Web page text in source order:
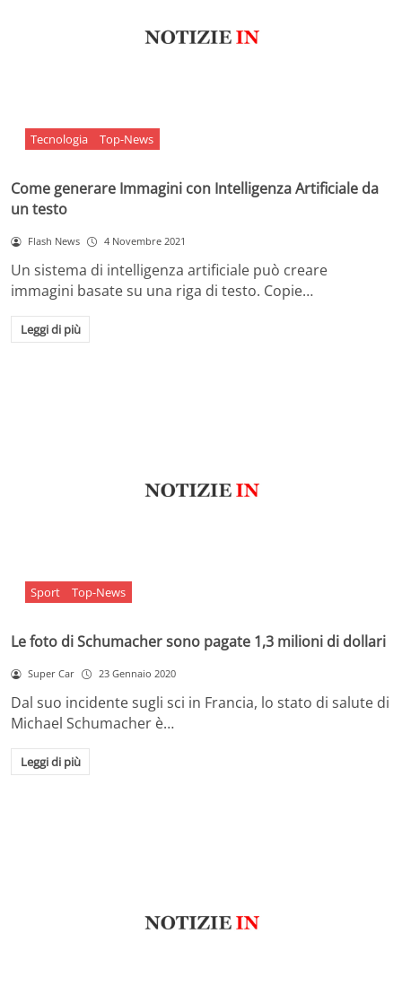
Tecnologia Top-News
Come generare Immagini con Intelligenza Artificiale da
un testo
Flash News 4 Novembre 2021
Un sistema di intelligenza artificiale può creare
immagini basate su una riga di testo. Copie…
Leggi di più
Sport Top-News
Le foto di Schumacher sono pagate 1,3 milioni di dollari
Super Car 23 Gennaio 2020
Dal suo incidente sugli sci in Francia, lo stato di salute di
Michael Schumacher è…
Leggi di più